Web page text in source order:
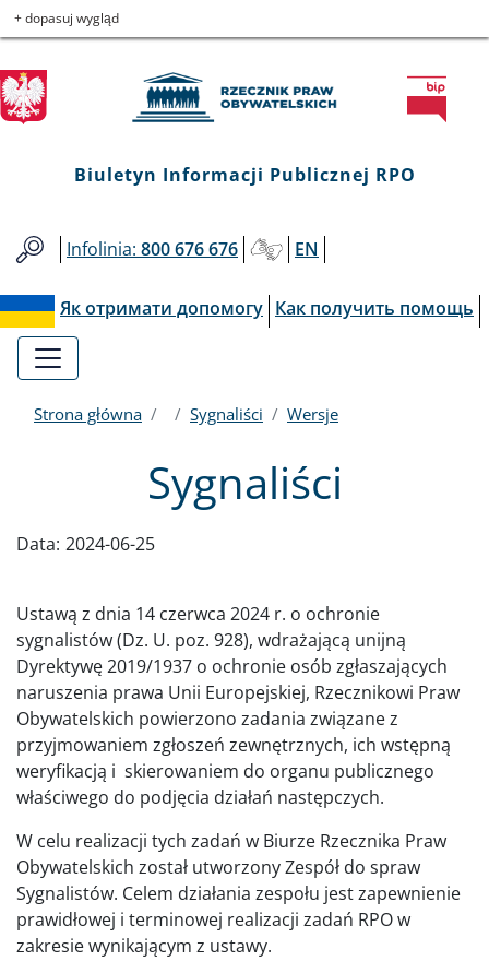
Przejdź
do
menu
głównego
Przejdź
do
treści
Przejdź
to
informacji
o
kontakcie
Przejdź
do
mapy
serwisu
Biuletyn
Informacji
Publicznej
RPO
+ dopasuj wygląd
Biuletyn Informacji Publicznej RPO
Infolinia: 800 676 676 EN
Як отримати допомогу Как получить помощь
Strona główna Sygnaliści Wersje
Sygnaliści
Data: 2024-06-25
Ustawą z dnia 14 czerwca 2024 r. o ochronie
sygnalistów (Dz. U. poz. 928), wdrażającą unijną
Dyrektywę 2019/1937 o ochronie osób zgłaszających
naruszenia prawa Unii Europejskiej, Rzecznikowi Praw
Obywatelskich powierzono zadania związane z
przyjmowaniem zgłoszeń zewnętrznych, ich wstępną
weryfikacją i skierowaniem do organu publicznego
właściwego do podjęcia działań następczych.
W celu realizacji tych zadań w Biurze Rzecznika Praw
Obywatelskich został utworzony Zespół do spraw
Sygnalistów. Celem działania zespołu jest zapewnienie
prawidłowej i terminowej realizacji zadań RPO w
zakresie wynikającym z ustawy.